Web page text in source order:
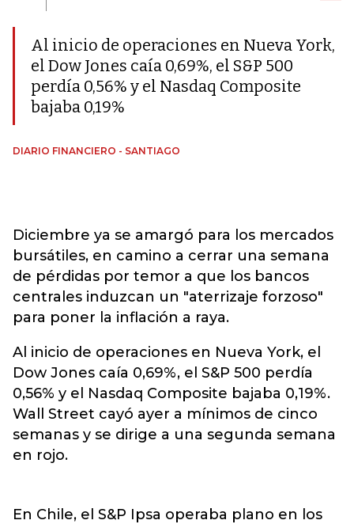
Al inicio de operaciones en Nueva York,
el Dow Jones caía 0,69%, el S&P 500
perdía 0,56% y el Nasdaq Composite
bajaba 0,19%
DIARIO FINANCIERO - SANTIAGO
Diciembre ya se amargó para los mercados
bursátiles, en camino a cerrar una semana
de pérdidas por temor a que los bancos
centrales induzcan un "aterrizaje forzoso"
para poner la inflación a raya.
Al inicio de operaciones en Nueva York, el
Dow Jones caía 0,69%, el S&P 500 perdía
0,56% y el Nasdaq Composite bajaba 0,19%.
Wall Street cayó ayer a mínimos de cinco
semanas y se dirige a una segunda semana
en rojo.
En Chile, el S&P Ipsa operaba plano en los